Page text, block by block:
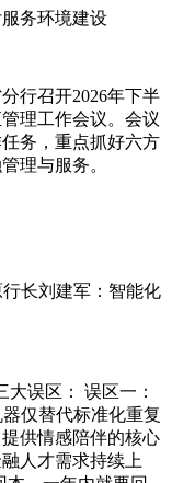
务环境建设
行召开2026年下半
理工作会议。会议
务，重点抓好六方
理与服务。
长刘建军：智能化
误区： 误区一：
仅替代标准化重复
供情感陪伴的核心
人才需求持续上